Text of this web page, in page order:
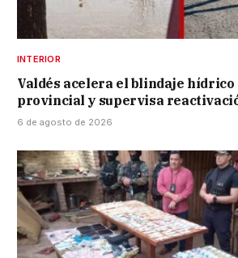
INTERIOR
Valdés acelera el blindaje hídrico
provincial y supervisa
6 de agosto de 2026